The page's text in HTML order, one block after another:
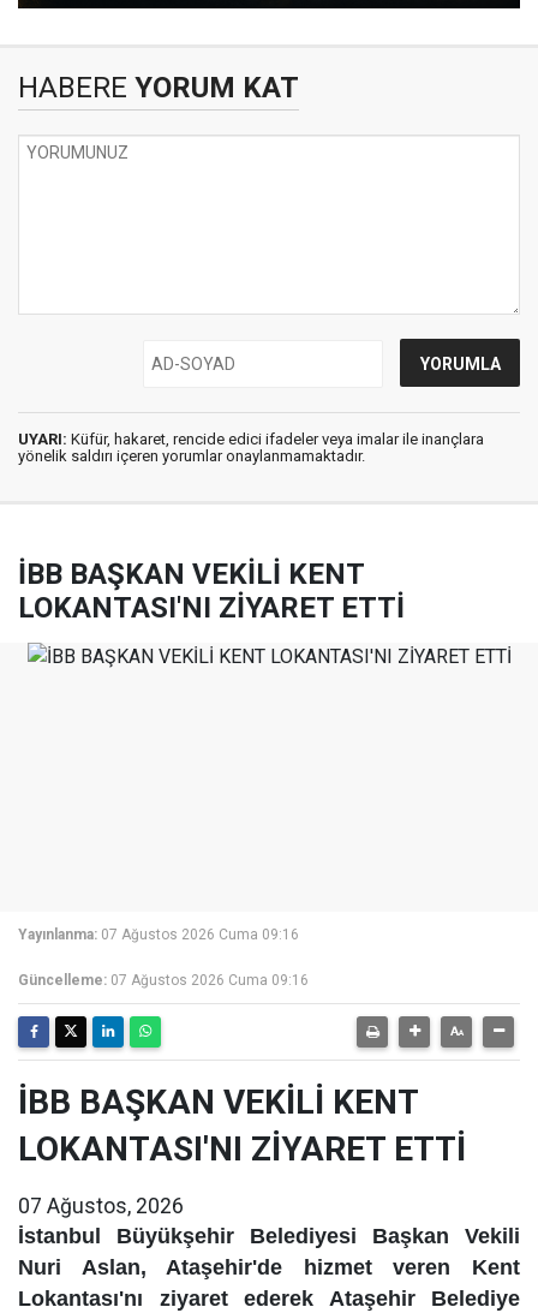
HABERE YORUM KAT
UYARI: Küfür, hakaret, rencide edici ifadeler veya imalar ile inançlara
yönelik saldırı içeren yorumlar onaylanmamaktadır.
İBB BAŞKAN VEKİLİ KENT
LOKANTASI'NI ZİYARET ETTİ
Yayınlanma: 07 Ağustos 2026 Cuma 09:16
Güncelleme: 07 Ağustos 2026 Cuma 09:16
İBB BAŞKAN VEKİLİ KENT
LOKANTASI'NI ZİYARET ETTİ
07 Ağustos, 2026
İstanbul Büyükşehir Belediyesi Başkan Vekili
Nuri Aslan, Ataşehir'de hizmet veren Kent
Lokantası'nı ziyaret ederek Ataşehir Belediye